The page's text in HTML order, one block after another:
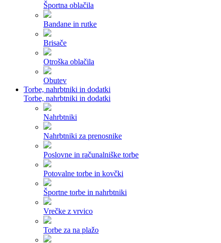
Športna oblačila
Bandane in rutke
Brisače
Otroška oblačila
Obutev
Torbe, nahrbtniki in dodatki
Torbe, nahrbtniki in dodatki
Nahrbtniki
Nahrbtniki za prenosnike
Poslovne in računalniške torbe
Potovalne torbe in kovčki
Športne torbe in nahrbtniki
Vrečke z vrvico
Torbe za na plažo